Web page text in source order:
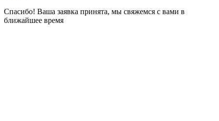
Спасибо! Ваша заявка принята, мы свяжемся с вами в
ближайшее время